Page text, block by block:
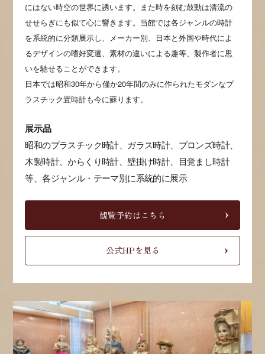
にはない時空の世界に誘います。また時を刻む鼓動は清流の
せせらぎにも似て心に響きます。当館では各ジャンルの時計
を系統的に分類展示し、メーカー別、日本と外国や時代によ
るデザインの嗜好変遷、素材の違いによる趣等、製作者に思
いを馳せることができます。
日本では昭和30年から僅か20年間のみに作られたモダンなプ
ラスチック置時計も今に蘇ります。
展示品
昭和のプラスチック時計、ガラス時計、ブロンズ時計、
木製時計、からくり時計、壁掛け時計、目覚まし時計
等、各ジャンル・テーマ別に系統的に展示
観覧予約はこちら
公式HPを見る